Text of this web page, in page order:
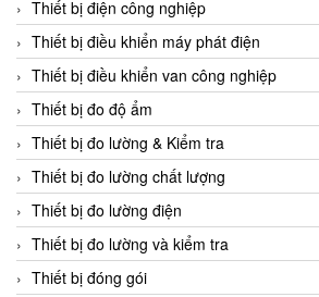
Cemb
Centec GmbH
CEQUBE
CHAUVIN ARNOUX
Checkline
Chino
Chiyoda Seiki
Chiyoda-Tsusho
Chongqing Huaneng
Thiết bị điện công nghiệp
Thiết bị điều khiển máy phát điện
Thiết bị điều khiển van công nghiệp
Thiết bị đo độ ẩm
Thiết bị đo lường & Kiểm tra
Thiết bị đo lường chất lượng
Thiết bị đo lường điện
Thiết bị đo lường và kiểm tra
Thiết bị đóng gói